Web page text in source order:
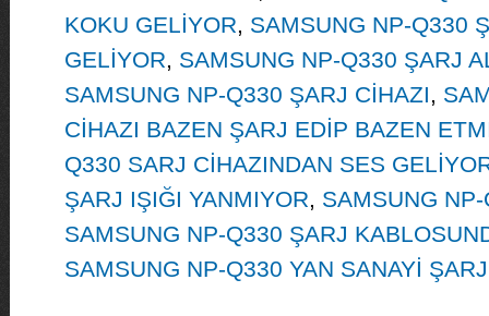
KOKU GELİYOR, SAMSUNG NP-Q330
GELİYOR, SAMSUNG NP-Q330 ŞARJ
SAMSUNG NP-Q330 ŞARJ CİHAZI,
CİHAZI BAZEN ŞARJ EDİP BAZEN
Q330 SARJ CİHAZINDAN SES
ŞARJ IŞIĞI YANMIYOR, SAMSUNG
SAMSUNG NP-Q330 ŞARJ
SAMSUNG NP-Q330 YAN SANAYİ